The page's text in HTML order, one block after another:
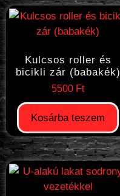
Kulcsos roller és
bicikli zár (babakék)
5500 Ft
Kosárba teszem